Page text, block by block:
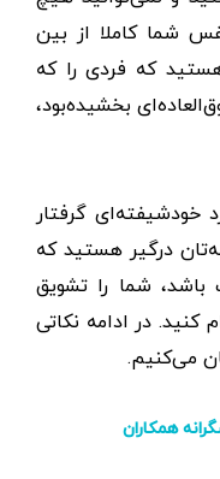
شما کاملا از بین
که فردی را که
بخشیده‌بود،
خودشیفته‌ای گرفتار
درگیر هستید که
باشد، شما را تشویق
در ادامه نکاتی
می‌کنیم.
همکاران